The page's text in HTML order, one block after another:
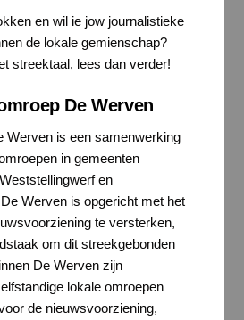
en wil ie jow journalistieke
de lokale gemienschap?
streektaal, lees dan verder!
De Werven
Werven is een samenwerking
in gemeenten
en
Werven is opgericht met het
te versterken,
om dit streekgebonden
De Werven zijn
lokale omroepen
de nieuwsvoorziening,